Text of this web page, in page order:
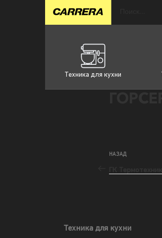
Техника для кухни
НАЗАД
Техника для кухни